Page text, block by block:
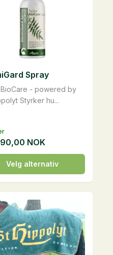
- powered by
Styrker hu...
Spray
NOK
Velg alternativ